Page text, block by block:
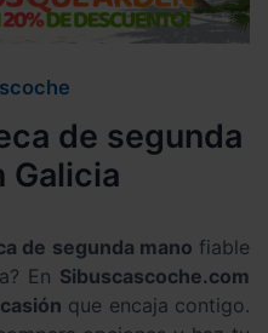
de segunda
Galicia
de segunda mano fiable
En Sibuscascoche.com
que encaja contigo.